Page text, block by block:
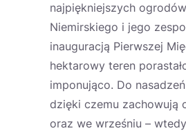
najpiękniejszych
Niemirskiego i jego
inauguracją Pierwszej
hektarowy teren
imponująco. Do
dzięki czemu zachowują
oraz we wrześniu –